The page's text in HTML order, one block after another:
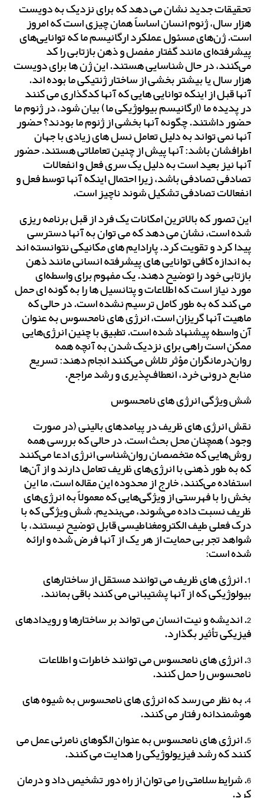
تحقیقات جدید نشان می دهد که برای نزدیک به دویست
هزار سال، ژنوم انسان اساساً همان چیزی است که امروز
است. ژن‌های مسئول عملکرد ارگانیسم ما که توانایی‌های
پیشرفته‌ای مانند گفتار مفصل و ذهن بازتابی را کد
می‌کنند، در حال شناسایی هستند. این ژن ها برای دویست
هزار سال یا بیشتر بخشی از ساختار ژنتیکی ما بوده اند.
آنها قبل از اینکه توانایی هایی که آنها کدگذاری می کنند
در پدیده ما (ارگانیسم بیولوژیکی ما) بیان شود، در ژنوم ما
حضور داشتند. چگونه آنها بخشی از ژنوم ما بودند؟ حضور
آنها نمی تواند به دلیل تعامل نسل های زیادی با جهان
اطرافشان باشد: آنها پیش از چنین تعاملاتی هستند. حضور
آنها نیز بعید است به دلیل یک سری فعل و انفعالات
تصادفی تصادفی باشد، زیرا احتمال اینکه آنها توسط فعل و
انفعالات تصادفی تشکیل شوند ناچیز است.
این تصور که بالاترین امکانات یک فرد از قبل برنامه ریزی
شده است، نشان می دهد که می توان به آنها دسترسی
پیدا کرد و تقویت کرد. پارادایم های مکانیکی نتوانسته اند
به اندازه کافی توانایی های پیشرفته انسانی مانند ذهن
بازتابی خود را توضیح دهند. یک مفهوم برای واسطه‌ای
مورد نیاز است که اطلاعات و پتانسیل ها را به گونه ای حمل
می کند که به طور کامل ترسیم نشده است. در حالی که
ماهیت آنها گریزان است، انرژی های نامحسوس به عنوان
آن واسطه‌ پیشنهاد شده است. تطبیق با چنین انرژی‌هایی
ممکن است راهی برای نزدیک شدن به آنچه همه
روان‌درمانگران مؤثر تلاش می‌کنند انجام دهند: تسریع
منابع درونی خرد، انعطاف‌پذیری و رشد مراجع.
شش ویژگی انرژی های نامحسوس
نقش انرژی های ظریف در پیامدهای بالینی (در صورت
وجود) همچنان محل بحث است. در حالی که بررسی همه
روش‌هایی که متخصصان روان‌شناسی انرژی ادعا می‌کنند
که به طور ذهنی با انرژی‌های ظریف تعامل دارند و از آن‌ها
استفاده می‌کنند، خارج از محدوده این مقاله است، ما این
بخش را با فهرستی از ویژگی‌هایی که معمولاً به انرژی‌های
ظریف نسبت داده می‌شوند، می‌بندیم. شش ویژگی که با
درک فعلی طیف الکترومغناطیسی قابل توضیح نیستند، با
شواهد تجربی حمایت از هر یک از آنها فرض شده و ارائه
شده است:
1. انرژی های ظریف می توانند مستقل از ساختارهای
بیولوژیکی که از آنها پشتیبانی می کنند باقی بمانند.
2. اندیشه و نیت انسان می تواند بر ساختارها و رویدادهای
فیزیکی تأثیر بگذارد.
3. انرژی های نامحسوس می توانند خاطرات و اطلاعات
نامحسوس را حمل کنند.
4. به نظر می رسد که انرژی های نامحسوس به شیوه های
هوشمندانه رفتار می کنند.
5. انرژی های نامحسوس به عنوان الگوهای نامرئی عمل می
کنند که رشد فیزیولوژیکی را هدایت می کنند.
6. شرایط سلامتی را می توان از راه دور تشخیص داد و درمان